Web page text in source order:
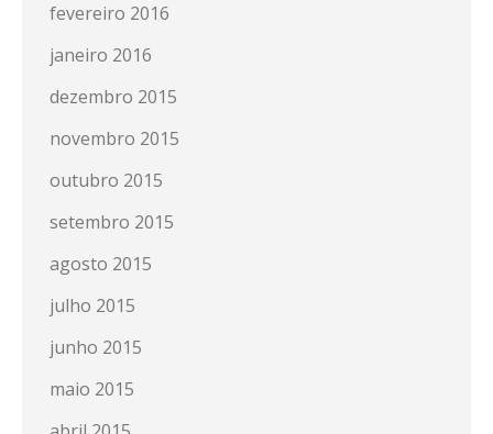
fevereiro 2016
janeiro 2016
dezembro 2015
novembro 2015
outubro 2015
setembro 2015
agosto 2015
julho 2015
junho 2015
maio 2015